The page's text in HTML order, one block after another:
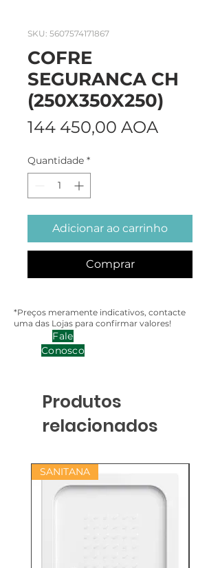
SKU: 5607574171867
COFRE
SEGURANCA CH
(250X350X250)
144 450,00 AOA
Quantidade *
Adicionar ao carrinho
Comprar
*Preços meramente indicativos, contacte
uma das Lojas para confirmar valores!
Fale
Conosco
Produtos
relacionados
SANITANA